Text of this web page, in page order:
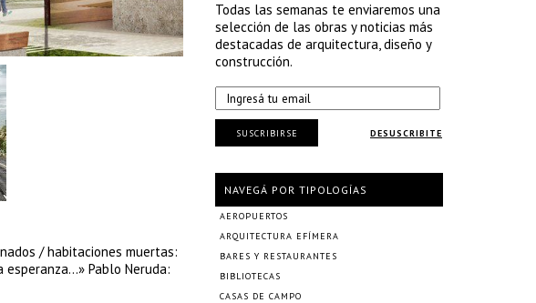
/ habitaciones muertas:
Pablo Neruda:
Todas las semanas te enviaremos una
selección de las obras y noticias más
destacadas de arquitectura, diseño y
construcción.
DESUSCRIBITE
SUSCRIBIRSE
NAVEGÁ POR TIPOLOGÍAS
AEROPUERTOS
ARQUITECTURA EFÍMERA
BARES Y RESTAURANTES
BIBLIOTECAS
CASAS DE CAMPO